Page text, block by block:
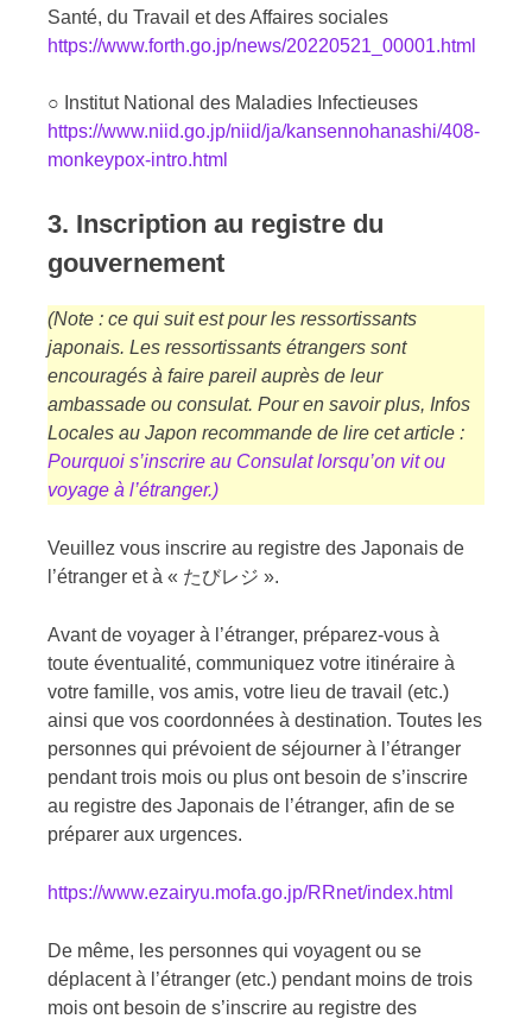
Santé, du Travail et des Affaires sociales
https://www.forth.go.jp/news/20220521_00001.html
○ Institut National des Maladies Infectieuses
https://www.niid.go.jp/niid/ja/kansennohanashi/408-
monkeypox-intro.html
3. Inscription au registre du
gouvernement
(Note : ce qui suit est pour les ressortissants
japonais. Les ressortissants étrangers sont
encouragés à faire pareil auprès de leur
ambassade ou consulat. Pour en savoir plus, Infos
Locales au Japon recommande de lire cet article :
Pourquoi s’inscrire au Consulat lorsqu’on vit ou
voyage à l’étranger.)
Veuillez vous inscrire au registre des Japonais de
l’étranger et à « たびレジ ».
Avant de voyager à l’étranger, préparez-vous à
toute éventualité, communiquez votre itinéraire à
votre famille, vos amis, votre lieu de travail (etc.)
ainsi que vos coordonnées à destination. Toutes les
personnes qui prévoient de séjourner à l’étranger
pendant trois mois ou plus ont besoin de s’inscrire
au registre des Japonais de l’étranger, afin de se
préparer aux urgences.
https://www.ezairyu.mofa.go.jp/RRnet/index.html
De même, les personnes qui voyagent ou se
déplacent à l’étranger (etc.) pendant moins de trois
mois ont besoin de s’inscrire au registre des